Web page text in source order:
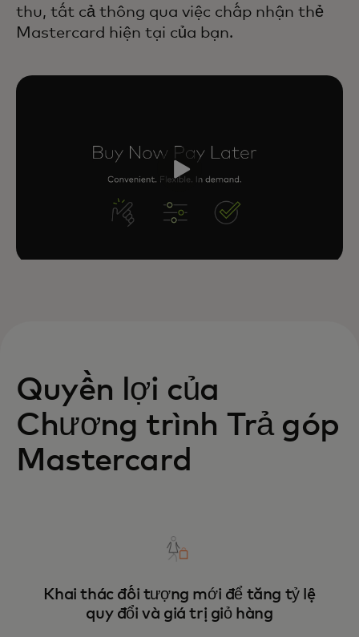
thu, tất cả thông qua việc chấp nhận thẻ
Mastercard hiện tại của bạn.
Quyền lợi của
Chương trình Trả góp
Mastercard
Khai thác đối tượng mới để tăng tỷ lệ
quy đổi và giá trị giỏ hàng